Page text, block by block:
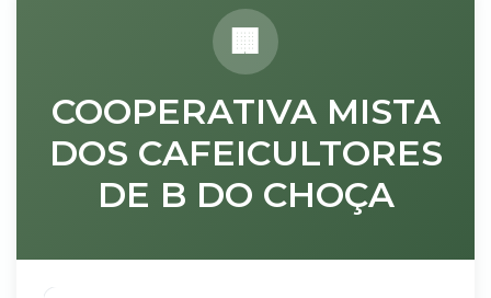
COOPERATIVA MISTA
DOS CAFEICULTORES
DE B DO CHOÇA